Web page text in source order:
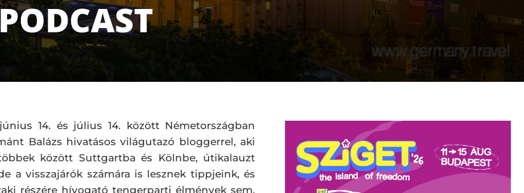
14. és július 14. között Németországban
Balázs hivatásos világutazó bloggerrel, aki
között Suttgartba és Kölnbe, útikalauzt
a visszajárók számára is lesznek tippjeink, és
részére hívogató tengerparti élmények sem.